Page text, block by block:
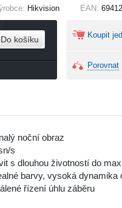
Hikvision EAN:
Do košíku Koupit
Porovnat
noční obraz
s
s dlouhou životností do
barvy, vysoká dynamika
řízení úhlu záběru